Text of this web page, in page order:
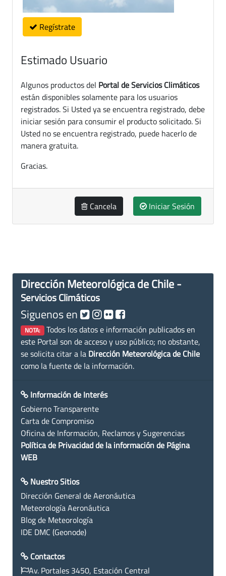
Regístrate
Estimado Usuario
Algunos productos del Portal de Servicios Climáticos
están disponibles solamente para los usuarios
registrados. Si Usted ya se encuentra registrado, debe
iniciar sesión para consumir el producto solicitado. Si
Usted no se encuentra registrado, puede hacerlo de
manera gratuita.
Gracias.
Cancela Iniciar Sesión
Dirección Meteorológica de Chile -
Servicios Climáticos
Siguenos en
NOTA: Todos los datos e información publicados en
este Portal son de acceso y uso público; no obstante,
se solicita citar a la Dirección Meteorológica de Chile
como la fuente de la información.
Información de Interés
Gobierno Transparente
Carta de Compromiso
Oficina de Información, Reclamos y Sugerencias
Política de Privacidad de la información de Página
WEB
Nuestro Sitios
Dirección General de Aeronáutica
Meteorología Aeronáutica
Blog de Meteorología
IDE DMC (Geonode)
Contactos
Av. Portales 3450, Estación Central